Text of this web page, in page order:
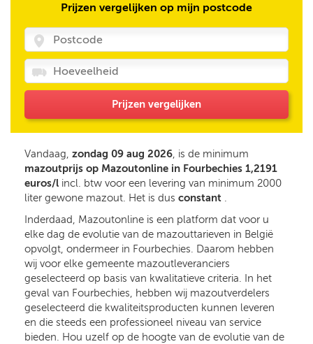
Prijzen vergelijken op mijn postcode
Prijzen vergelijken
Vandaag, zondag 09 aug 2026, is de minimum
mazoutprijs op Mazoutonline in Fourbechies 1,2191
euros/l incl. btw voor een levering van minimum 2000
liter gewone mazout. Het is dus constant .
Inderdaad, Mazoutonline is een platform dat voor u
elke dag de evolutie van de mazouttarieven in België
opvolgt, ondermeer in Fourbechies. Daarom hebben
wij voor elke gemeente mazoutleveranciers
geselecteerd op basis van kwalitatieve criteria. In het
geval van Fourbechies, hebben wij mazoutverdelers
geselecteerd die kwaliteitsproducten kunnen leveren
en die steeds een professioneel niveau van service
bieden. Hou uzelf op de hoogte van de evolutie van de